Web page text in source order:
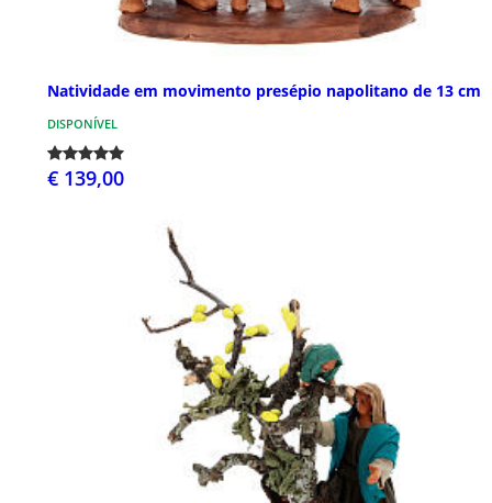
Natividade em movimento presépio napolitano de 13 cm
DISPONÍVEL
€ 139,00